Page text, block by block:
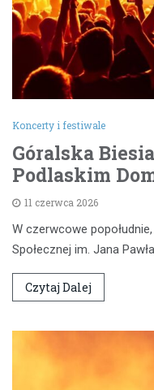
Koncerty i festiwale
Góralska
Podlaskim
11 czerwca 2026
W czerwcowe
Społecznej im. Jana
Czytaj Dalej